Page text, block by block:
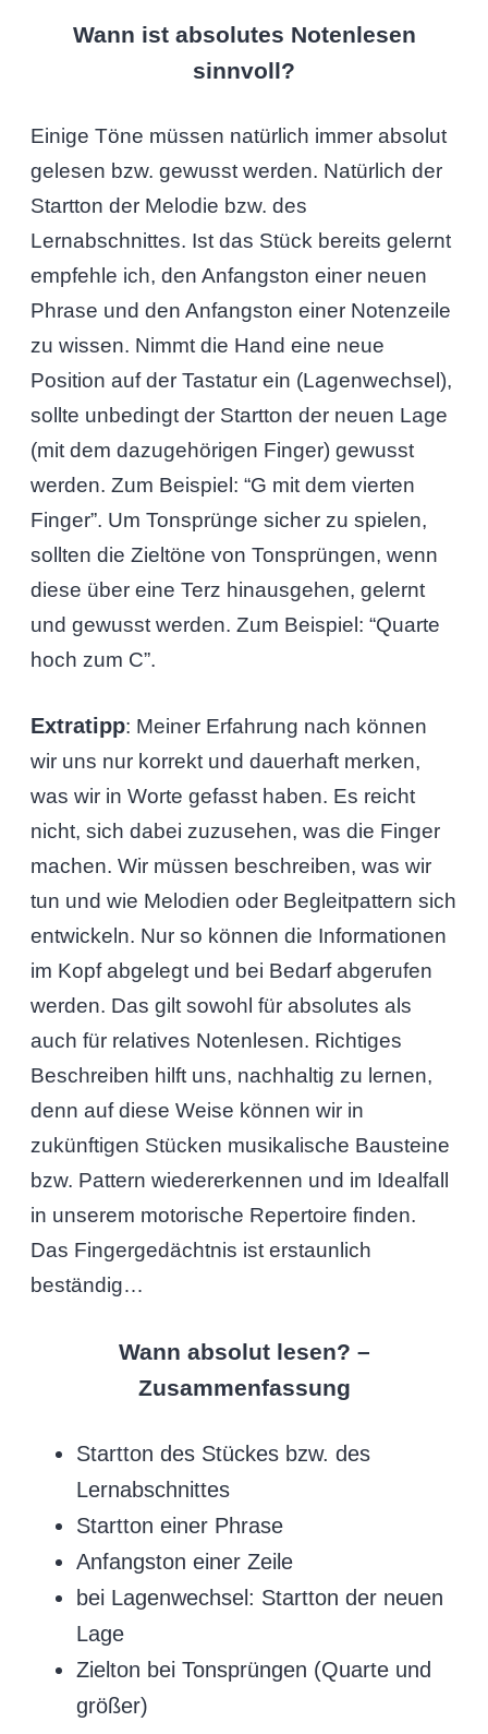
Wann ist absolutes Notenlesen
sinnvoll?
Einige Töne müssen natürlich immer absolut
gelesen bzw. gewusst werden. Natürlich der
Startton der Melodie bzw. des
Lernabschnittes. Ist das Stück bereits gelernt
empfehle ich, den Anfangston einer neuen
Phrase und den Anfangston einer Notenzeile
zu wissen. Nimmt die Hand eine neue
Position auf der Tastatur ein (Lagenwechsel),
sollte unbedingt der Startton der neuen Lage
(mit dem dazugehörigen Finger) gewusst
werden. Zum Beispiel: “G mit dem vierten
Finger”. Um Tonsprünge sicher zu spielen,
sollten die Zieltöne von Tonsprüngen, wenn
diese über eine Terz hinausgehen, gelernt
und gewusst werden. Zum Beispiel: “Quarte
hoch zum C”.
Extratipp: Meiner Erfahrung nach können
wir uns nur korrekt und dauerhaft merken,
was wir in Worte gefasst haben. Es reicht
nicht, sich dabei zuzusehen, was die Finger
machen. Wir müssen beschreiben, was wir
tun und wie Melodien oder Begleitpattern sich
entwickeln. Nur so können die Informationen
im Kopf abgelegt und bei Bedarf abgerufen
werden. Das gilt sowohl für absolutes als
auch für relatives Notenlesen. Richtiges
Beschreiben hilft uns, nachhaltig zu lernen,
denn auf diese Weise können wir in
zukünftigen Stücken musikalische Bausteine
bzw. Pattern wiedererkennen und im Idealfall
in unserem motorische Repertoire finden.
Das Fingergedächtnis ist erstaunlich
beständig…
Wann absolut lesen? –
Zusammenfassung
Startton des Stückes bzw. des
Lernabschnittes
Startton einer Phrase
Anfangston einer Zeile
bei Lagenwechsel: Startton der neuen
Lage
Zielton bei Tonsprüngen (Quarte und
größer)